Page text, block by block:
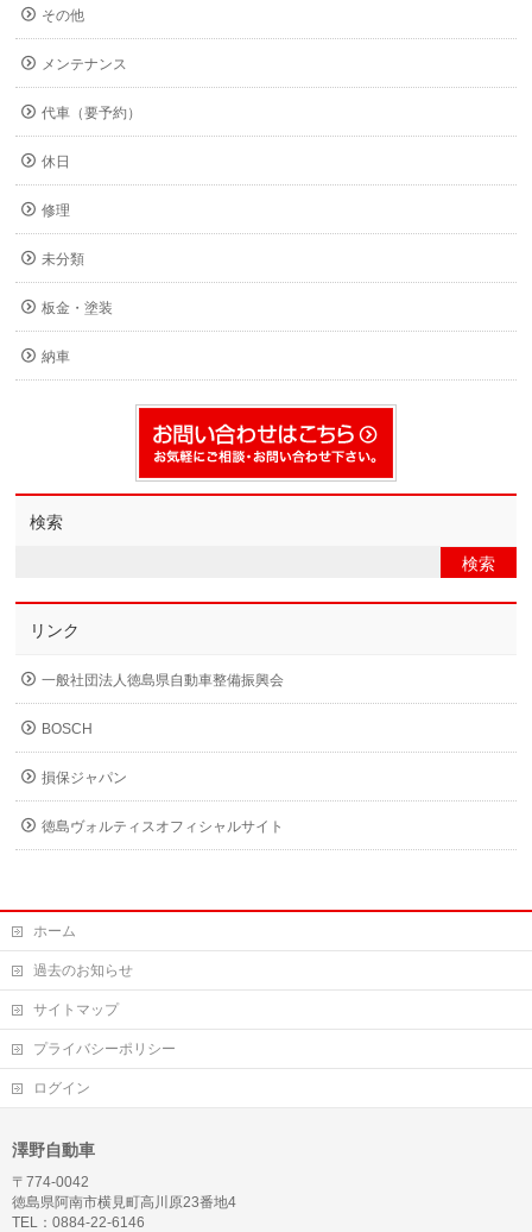
その他
メンテナンス
代車（要予約）
休日
修理
未分類
板金・塗装
納車
検索
リンク
一般社団法人徳島県自動車整備振興会
BOSCH
損保ジャパン
徳島ヴォルティスオフィシャルサイト
ホーム
過去のお知らせ
サイトマップ
プライバシーポリシー
ログイン
澤野自動車
〒774-0042
徳島県阿南市横見町高川原23番地4
TEL：0884-22-6146